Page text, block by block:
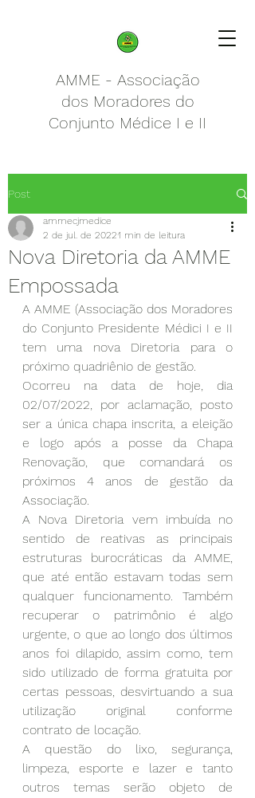
AMME - Associação
dos Moradores do
Conjunto Médice I e II
Post
Nova Diretoria da AMME
Empossada
ammecjmedice
2 de jul. de 20221 min de leitura
A AMME (Associação dos Moradores
do Conjunto Presidente Médici I e II
tem uma nova Diretoria para o
próximo quadriênio de gestão.
Ocorreu na data de hoje, dia
02/07/2022, por aclamação, posto
ser a única chapa inscrita, a eleição
e logo após a posse da Chapa
Renovação, que comandará os
próximos 4 anos de gestão da
Associação.
A Nova Diretoria vem imbuída no
sentido de reativas as principais
estruturas burocráticas da AMME,
que até então estavam todas sem
qualquer funcionamento. Também
recuperar o patrimônio é algo
urgente, o que ao longo dos últimos
anos foi dilapido, assim como, tem
sido utilizado de forma gratuita por
certas pessoas, desvirtuando a sua
utilização original conforme
contrato de locação.
A questão do lixo, segurança,
limpeza, esporte e lazer e tanto
outros temas serão objeto de